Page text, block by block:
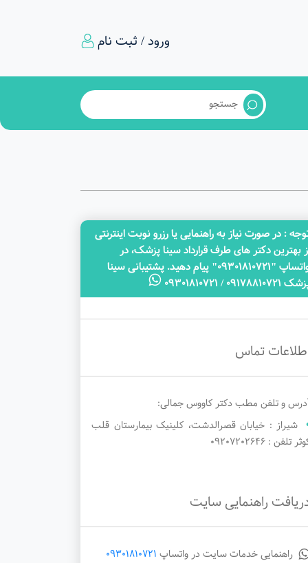
ورود / ثبت نام
: در صورت نیاز به راهنمایی یا رزرو نوبت اینترنتی
بهترین دکتر های طرف قرارداد سینا پزشک، در
واتساپ "09301810721" پیام دهید. پشتیبانی سینا
/ 09301810721
تماس
و تلفن مطب دکتر کاووس جمالی:
شیراز : خیابان قصرالدشت، کلینیک بیمارستان قلب
تلفن : ۰۹۲۰۷۲۰۲۶۴۶
راهنمایی سایت
راهنمایی خدمات سایت در واتساپ 09301810721